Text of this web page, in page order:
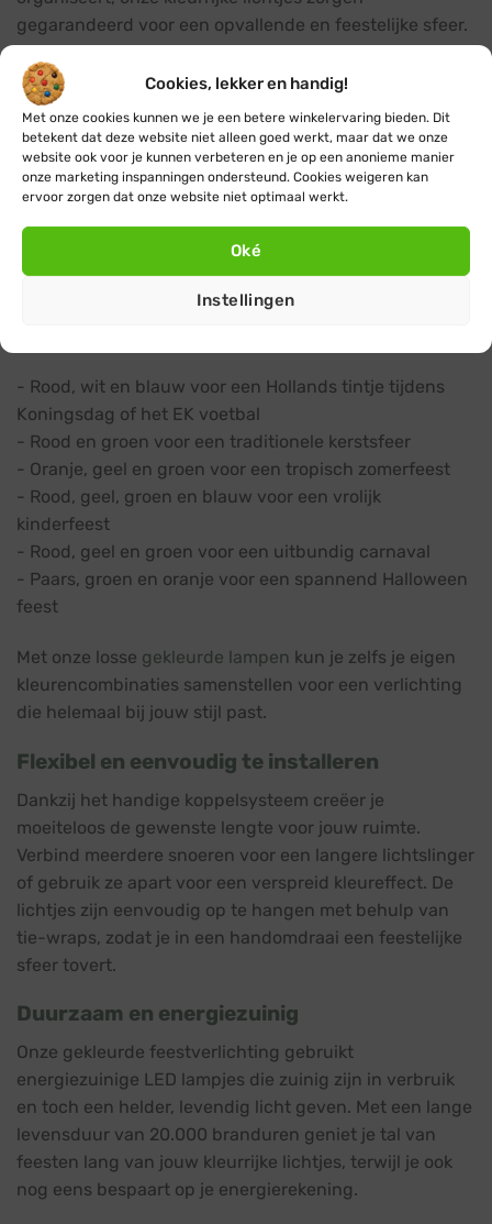
Cookies, lekker en handig!
Met onze cookies kunnen we je een betere winkelervaring bieden. Dit
betekent dat deze website niet alleen goed werkt, maar dat we onze
website ook voor je kunnen verbeteren en je op een anonieme manier
onze marketing inspanningen ondersteund. Cookies weigeren kan
ervoor zorgen dat onze website niet optimaal werkt.
Oké
Instellingen
gegarandeerd voor een opvallende en feestelijke sfeer.
Een regenboog aan mogelijkheden
Ons assortiment biedt een breed spectrum aan vrolijke
tinten om uit te kiezen. Van energiek rood en zonnig
geel tot fris groen en donkerblauw, we hebben de
perfecte kleur voor elke gelegenheid.
Kies de perfecte combinatie voor jouw feest
Mix en match verschillende kleuren om een unieke
uitstraling te maken die past bij jouw evenement.
- Rood, wit en blauw voor een Hollands tintje tijdens
Koningsdag of het EK voetbal
- Rood en groen voor een traditionele kerstsfeer
- Oranje, geel en groen voor een tropisch zomerfeest
- Rood, geel, groen en blauw voor een vrolijk
kinderfeest
- Rood, geel en groen voor een uitbundig carnaval
- Paars, groen en oranje voor een spannend Halloween
feest
Met onze losse gekleurde lampen kun je zelfs je eigen
kleurencombinaties samenstellen voor een verlichting
die helemaal bij jouw stijl past.
Flexibel en eenvoudig te installeren
Dankzij het handige koppelsysteem creëer je
moeiteloos de gewenste lengte voor jouw ruimte.
Verbind meerdere snoeren voor een langere lichtslinger
of gebruik ze apart voor een verspreid kleureffect. De
lichtjes zijn eenvoudig op te hangen met behulp van
tie-wraps, zodat je in een handomdraai een feestelijke
sfeer tovert.
Duurzaam en energiezuinig
Onze gekleurde feestverlichting gebruikt
energiezuinige LED lampjes die zuinig zijn in verbruik
en toch een helder, levendig licht geven. Met een lange
levensduur van 20.000 branduren geniet je tal van
feesten lang van jouw kleurrijke lichtjes, terwijl je ook
nog eens bespaart op je energierekening.